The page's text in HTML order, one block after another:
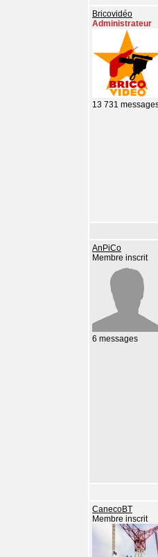
Bricovidéo
Administrateur
13 731
AnPiCo
Membre inscrit
6 messages
CanecoBT
Membre inscrit